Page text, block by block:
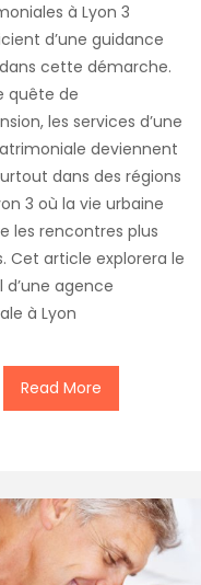
à Lyon 3
d’une guidance
cette démarche.
quête de
les services d’une
deviennent
dans des régions
3 où la vie urbaine
les rencontres plus
Cet article explorera le
d’une agence
à Lyon
Read More